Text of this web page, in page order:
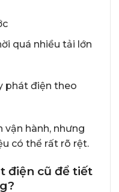
quá nhiều tải lớn
phát điện theo
hành, nhưng
có thể rất rõ rệt.
điện cũ để tiết